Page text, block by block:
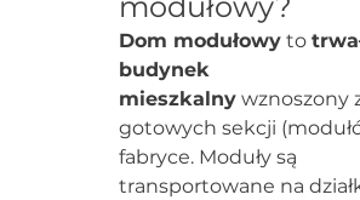
Dom modułowy to
budynek
mieszkalny wznoszony
gotowych sekcji
fabryce. Moduły są
transportowane na